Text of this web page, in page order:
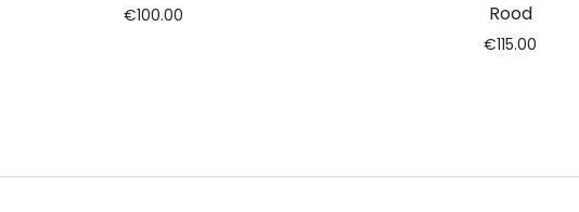
€100.00
Rood
€115.00